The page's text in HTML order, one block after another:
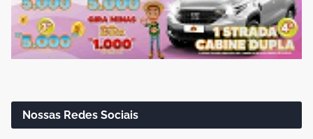
Nossas Redes Sociais